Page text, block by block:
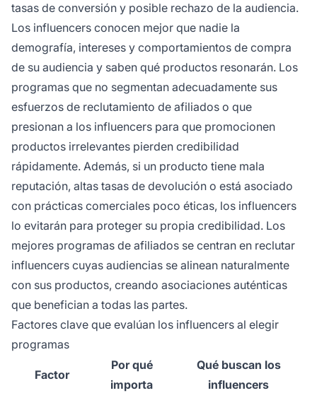
tasas de conversión y posible rechazo de la audiencia.
Los influencers conocen mejor que nadie la
demografía, intereses y comportamientos de compra
de su audiencia y saben qué productos resonarán. Los
programas que no segmentan adecuadamente sus
esfuerzos de reclutamiento de afiliados o que
presionan a los influencers para que promocionen
productos irrelevantes pierden credibilidad
rápidamente. Además, si un producto tiene mala
reputación, altas tasas de devolución o está asociado
con prácticas comerciales poco éticas, los influencers
lo evitarán para proteger su propia credibilidad. Los
mejores programas de afiliados se centran en reclutar
influencers cuyas audiencias se alinean naturalmente
con sus productos, creando asociaciones auténticas
que benefician a todas las partes.
Factores clave que evalúan los influencers al elegir
programas
Factor
Por qué
importa
Qué buscan los
influencers